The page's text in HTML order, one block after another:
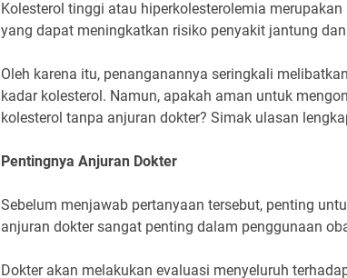
Kolesterol tinggi atau hiperkolesterolemia
yang dapat meningkatkan risiko penyakit jantung
Oleh karena itu, penanganannya seringkali
kadar kolesterol. Namun, apakah aman untuk
kolesterol tanpa anjuran dokter? Simak ulasan
Pentingnya Anjuran Dokter
Sebelum menjawab pertanyaan tersebut, penting
anjuran dokter sangat penting dalam penggunaan
Dokter akan melakukan evaluasi menyeluruh